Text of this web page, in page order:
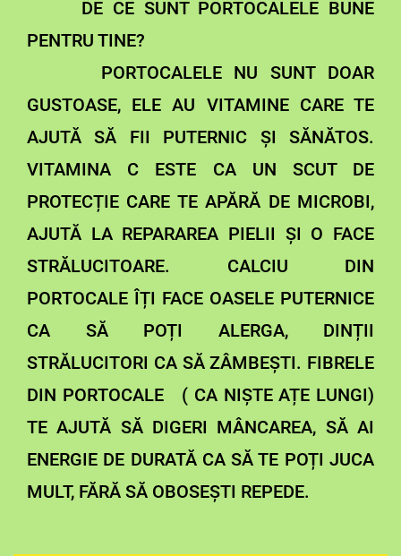
DE CE SUNT PORTOCALELE BUNE
PENTRU TINE?
PORTOCALELE NU SUNT DOAR
GUSTOASE, ELE AU VITAMINE CARE TE
AJUTĂ SĂ FII PUTERNIC ȘI SĂNĂTOS.
VITAMINA C ESTE CA UN SCUT DE
PROTECȚIE CARE TE APĂRĂ DE MICROBI,
AJUTĂ LA REPARAREA PIELII ȘI O FACE
STRĂLUCITOARE. CALCIU DIN
PORTOCALE ÎȚI FACE OASELE PUTERNICE
CA SĂ POȚI ALERGA, DINȚII
STRĂLUCITORI CA SĂ ZÂMBEȘTI. FIBRELE
DIN PORTOCALE ( CA NIȘTE AȚE LUNGI)
TE AJUTĂ SĂ DIGERI MÂNCAREA, SĂ AI
ENERGIE DE DURATĂ CA SĂ TE POȚI JUCA
MULT, FĂRĂ SĂ OBOSEȘTI REPEDE.